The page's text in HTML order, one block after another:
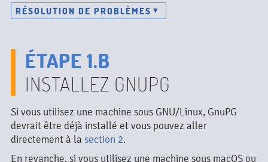
RÉSOLUTION DE PROBLÈMES
ÉTAPE 1.B
INSTALLEZ GNUPG
Si vous utilisez une machine sous GNU/Linux, GnuPG
devrait être déjà installé et vous pouvez aller
directement à la section 2.
En revanche, si vous utilisez une machine sous macOS ou